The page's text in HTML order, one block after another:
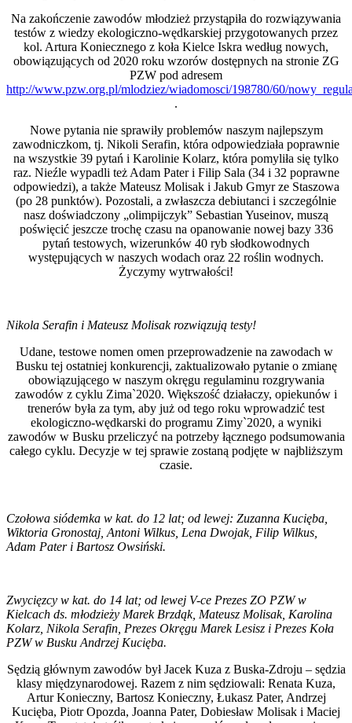
Na zakończenie zawodów młodzież przystąpiła do rozwiązywania
testów z wiedzy ekologiczno-wędkarskiej przygotowanych przez
kol. Artura Koniecznego z koła Kielce Iskra według nowych,
obowiązujących od 2020 roku wzorów dostępnych na stronie ZG
PZW pod adresem
http://www.pzw.org.pl/mlodziez/wiadomosci/198780/60/
.
Nowe pytania nie sprawiły problemów naszym najlepszym
zawodniczkom, tj. Nikoli Serafin, która odpowiedziała poprawnie
na wszystkie 39 pytań i Karolinie Kolarz, która pomyliła się tylko
raz. Nieźle wypadli też Adam Pater i Filip Sala (34 i 32 poprawne
odpowiedzi), a także Mateusz Molisak i Jakub Gmyr ze Staszowa
(po 28 punktów). Pozostali, a zwłaszcza debiutanci i szczególnie
nasz doświadczony „olimpijczyk” Sebastian Yuseinov, muszą
poświęcić jeszcze trochę czasu na opanowanie nowej bazy 336
pytań testowych, wizerunków 40 ryb słodkowodnych
występujących w naszych wodach oraz 22 roślin wodnych.
Życzymy wytrwałości!
Nikola Serafin i Mateusz Molisak rozwiązują testy!
Udane, testowe nomen omen przeprowadzenie na zawodach w
Busku tej ostatniej konkurencji, zaktualizowało pytanie o zmianę
obowiązującego w naszym okręgu regulaminu rozgrywania
zawodów z cyklu Zima`2020. Większość działaczy, opiekunów i
trenerów była za tym, aby już od tego roku wprowadzić test
ekologiczno-wędkarski do programu Zimy`2020, a wyniki
zawodów w Busku przeliczyć na potrzeby łącznego podsumowania
całego cyklu. Decyzje w tej sprawie zostaną podjęte w najbliższym
czasie.
Czołowa siódemka w kat. do 12 lat; od lewej: Zuzanna Kucięba,
Wiktoria Gronostaj, Antoni Wilkus, Lena Dwojak, Filip Wilkus,
Adam Pater i Bartosz Owsiński.
Zwycięzcy w kat. do 14 lat; od lewej V-ce Prezes ZO PZW w
Kielcach ds. młodzieży Marek Brzdąk, Mateusz Molisak, Karolina
Kolarz, Nikola Serafin, Prezes Okręgu Marek Lesisz i Prezes Koła
PZW w Busku Andrzej Kucięba.
Sędzią głównym zawodów był Jacek Kuza z Buska-Zdroju – sędzia
klasy międzynarodowej. Razem z nim sędziowali: Renata Kuza,
Artur Konieczny, Bartosz Konieczny, Łukasz Pater, Andrzej
Kucięba, Piotr Opozda, Joanna Pater, Dobiesław Molisak i Maciej